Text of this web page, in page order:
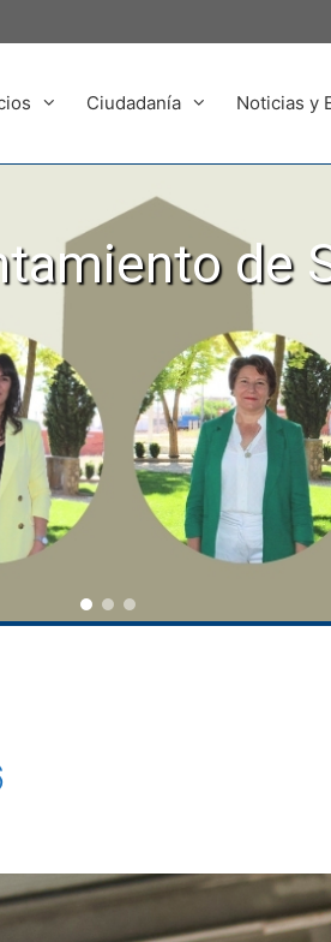
Ciudadanía Noticias y
de